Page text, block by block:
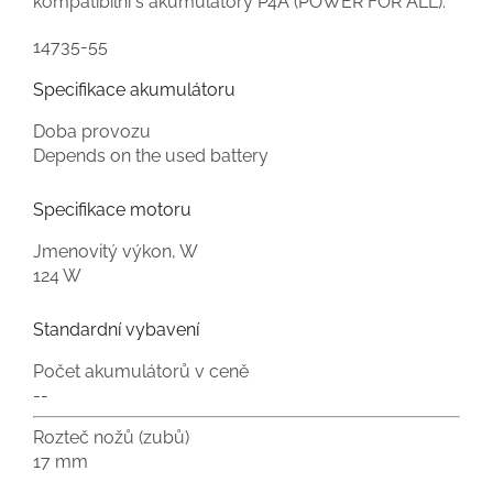
14735-55
Specifikace akumulátoru
Doba provozu
Depends on the used battery
Specifikace motoru
Jmenovitý výkon, W
124 W
Standardní vybavení
Počet akumulátorů v ceně
--
Rozteč nožů (zubů)
17 mm